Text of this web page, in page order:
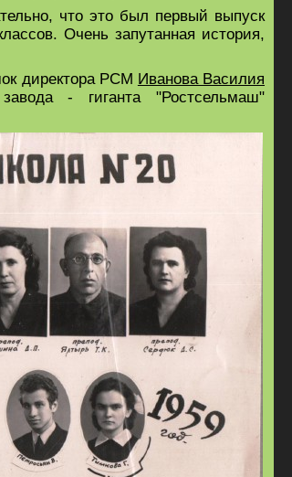
что это был первый выпуск
Очень запутанная история,
директора РСМ Иванова Василия
- гиганта "Ростсельмаш"